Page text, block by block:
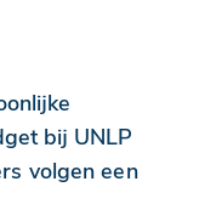
bij UNLP
volgen een